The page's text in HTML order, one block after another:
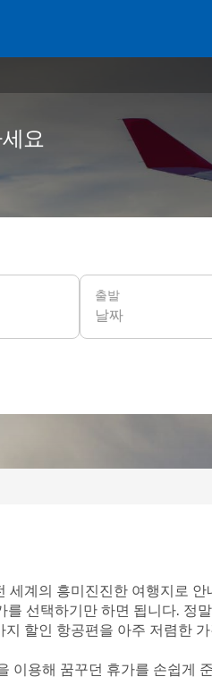
요
출발
날짜
계의 흥미진진한 여행지로
선택하기만 하면 됩니다. 정
할인 항공편을 아주 저렴한
용해 꿈꾸던 휴가를 손쉽게